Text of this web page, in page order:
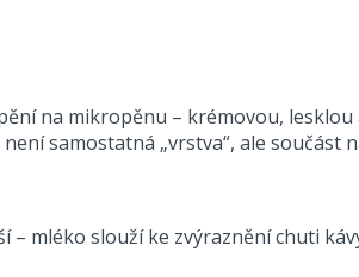
na mikropěnu – krémovou, lesklou
samostatná „vrstva“, ale součást
– mléko slouží ke zvýraznění chuti